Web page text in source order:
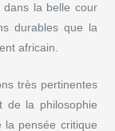
dans la belle cour
durables que la
africain.
très pertinentes
de la philosophie
la pensée critique